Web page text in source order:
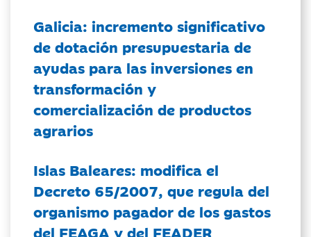
Galicia: incremento significativo
de dotación presupuestaria de
ayudas para las inversiones en
transformación y
comercialización de productos
agrarios
Islas Baleares: modifica el
Decreto 65/2007, que regula del
organismo pagador de los gastos
del FEAGA y del FEADER